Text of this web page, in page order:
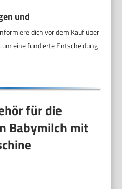
und
dich vor dem Kauf über
eine fundierte Entscheidung
für die
Babymilch mit